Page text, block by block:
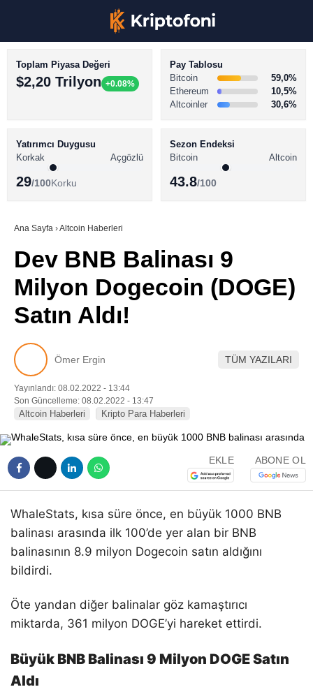
Youtube
TikTok
BİTCOİN HABERLERİ
ALTCOİN HABERLERİ
SÖZLÜK
Toplam Piyasa Değeri
$2,20 Trilyon +0.08%
Pay Tablosu
Bitcoin
59,0%
Ethereum
10,5%
Altcoinler
30,6%
Yatırımcı Duygusu
Korkak
Açgözlü
29/100Korku
Sezon Endeksi
Bitcoin
Altcoin
43.8/100
Ana Sayfa ›Altcoin Haberleri
Dev BNB Balinası 9
Milyon Dogecoin (DOGE)
Satın Aldı!
Ömer Ergin TÜM YAZILARI
Yayınlandı: 08.02.2022 - 13:44
Son Güncelleme: 08.02.2022 - 13:47
Altcoin Haberleri Kripto Para Haberleri
EKLE ABONE OL
WhaleStats, kısa süre önce, en büyük 1000 BNB
balinası arasında ilk 100’de yer alan bir BNB
balinasının 8.9 milyon Dogecoin satın aldığını
bildirdi.
Öte yandan diğer balinalar göz kamaştırıcı
miktarda, 361 milyon DOGE’yi hareket ettirdi.
Büyük BNB Balinası 9 Milyon DOGE Satın
Aldı